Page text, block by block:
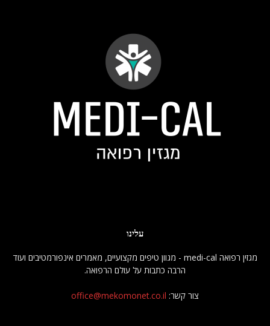
עלינו
מגזין רפואה medi-cal - מגוון טיפים מקצועיים, מאמרים אינפורמטיבים ועוד
הרבה כתבות על עולם הרפואה.
צור קשר: office@mekomonet.co.il